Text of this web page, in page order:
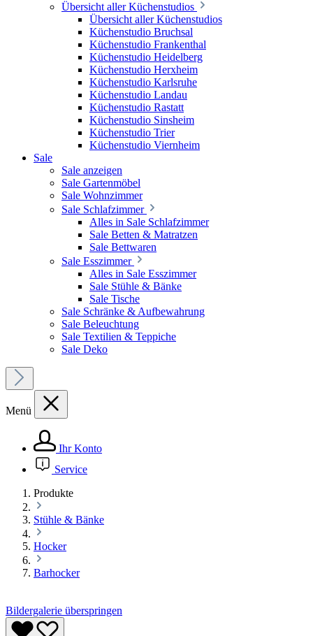
Übersicht aller Küchenstudios
Übersicht aller Küchenstudios
Küchenstudio Bruchsal
Küchenstudio Frankenthal
Küchenstudio Heidelberg
Küchenstudio Herxheim
Küchenstudio Karlsruhe
Küchenstudio Landau
Küchenstudio Rastatt
Küchenstudio Sinsheim
Küchenstudio Trier
Küchenstudio Viernheim
Sale
Sale anzeigen
Sale Gartenmöbel
Sale Wohnzimmer
Sale Schlafzimmer
Alles in Sale Schlafzimmer
Sale Betten & Matratzen
Sale Bettwaren
Sale Esszimmer
Alles in Sale Esszimmer
Sale Stühle & Bänke
Sale Tische
Sale Schränke & Aufbewahrung
Sale Beleuchtung
Sale Textilien & Teppiche
Sale Deko
Menü
Ihr Konto
Service
Produkte
Stühle & Bänke
Hocker
Barhocker
Bildergalerie überspringen